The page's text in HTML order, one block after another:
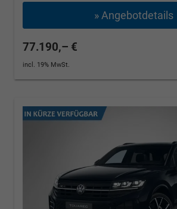
» Angebotdetails
77.190,– €
incl. 19% MwSt.